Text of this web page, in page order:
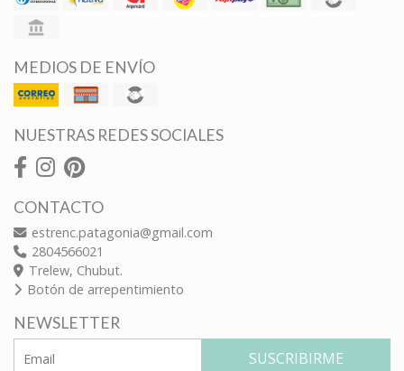
MEDIOS DE ENVÍO
NUESTRAS REDES SOCIALES
CONTACTO
estrenc.patagonia@gmail.com
2804566021
Trelew, Chubut.
Botón de arrepentimiento
NEWSLETTER
SUSCRIBIRME